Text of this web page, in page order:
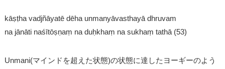
kāṣṭha vadjñāyatē dēha unmanyāvasthayā dhruvam
na jānāti naśītōṣṇaṃ na duḥkhaṃ na sukhaṃ tathā (53)
Unmani(マインドを超えた状態)の状態に達したヨーギーのよう